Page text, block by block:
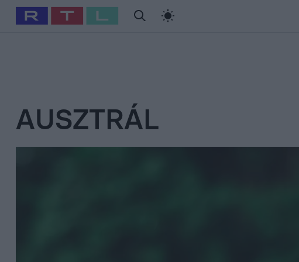
Babits Marcella Szellő István Most Wanted
AUSZTRÁL